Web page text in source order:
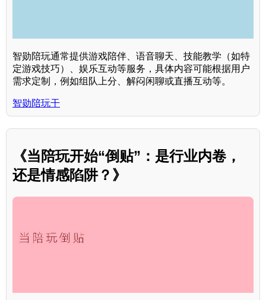
智勋陪玩通常提供游戏陪伴、语音聊天、技能教学（如特
定游戏技巧）、娱乐互动等服务，具体内容可能根据用户
需求定制，例如组队上分、解闷闲聊或直播互动等。
智勋陪玩干
《当陪玩开始“倒贴”：是行业内卷，
还是情感陷阱？》